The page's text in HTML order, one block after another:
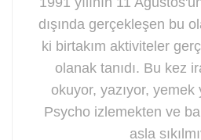
dışında gerçekleşen bu
ki birtakım aktiviteler
olanak tanıdı. Bu kez
okuyor, yazıyor, yemek
Psycho izlemekten ve
asla